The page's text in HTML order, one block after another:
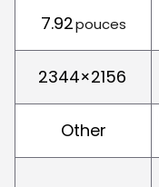
7.92pouces
2344×2156
Other